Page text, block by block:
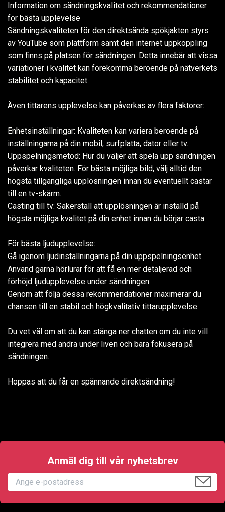
Information om sändningskvalitet och rekommendationer
för bästa upplevelse
Sändningskvaliteten för den direktsända spökjakten styrs
av YouTube som plattform samt den internet uppkoppling
som finns på platsen för sändningen. Detta innebär att vissa
variationer i kvalitet kan förekomma beroende på nätverkets
stabilitet och kapacitet.
Även tittarens upplevelse kan påverkas av flera faktorer:
Enhetsinställningar: Kvaliteten kan variera beroende på
inställningarna på din mobil, surfplatta, dator eller tv.
Uppspelningsmetod: Hur du väljer att spela upp sändningen
påverkar kvaliteten. För bästa möjliga bild, välj alltid den
högsta tillgängliga upplösningen innan du eventuellt castar
till en tv-skärm.
Casting till tv: Säkerställ att upplösningen är inställd på
högsta möjliga kvalitet på din enhet innan du börjar casta.
För bästa ljudupplevelse:
Gå igenom ljudinställningarna på din uppspelningsenhet.
Använd gärna hörlurar för att få en mer detaljerad och
förhöjd ljudupplevelse under sändningen.
Genom att följa dessa rekommendationer maximerar du
chansen till en stabil och högkvalitativ tittarupplevelse.
Du vet väl om att du kan stänga ner chatten om du inte vill
integrera med andra under liven och bara fokusera på
sändningen.
Hoppas att du får en spännande direktsändning!
Anmäl dig till vår nyhetsbrev